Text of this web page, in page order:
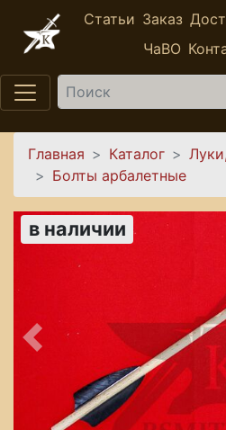
Перейти к основному
Статьи Заказ
ЧаВО
Найти
Вы здесь
Главная Каталог
Болты арбалетные
в наличии
Предыдущее